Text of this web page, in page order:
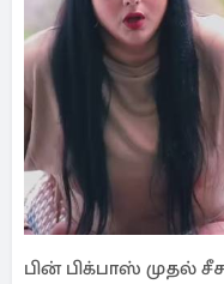
பின் பிக்பாஸ் முதல்